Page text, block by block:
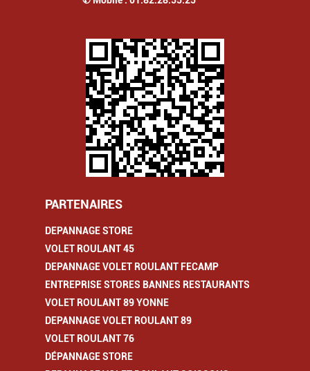
PARTENAIRES
DEPANNAGE STORE
VOLET ROULANT 45
DEPANNAGE VOLET ROULANT FECAMP
ENTREPRISE STORES BANNES RESTAURANTS
VOLET ROULANT 89 YONNE
DEPANNAGE VOLET ROULANT 89
VOLET ROULANT 76
DÉPANNAGE STORE